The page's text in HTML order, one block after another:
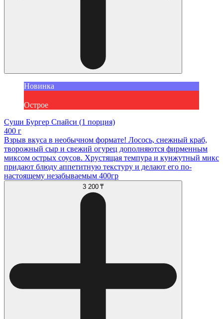
Новинка
Острое
Суши Бургер Спайси (1 порция)
400 г
Взрыв вкуса в необычном формате! Лосось, снежный краб,
творожный сыр и свежий огурец дополняются фирменным
миксом острых соусов. Хрустящая темпура и кунжутный микс
придают блюду аппетитную текстуру и делают его по-
настоящему незабываемым 400гр
3 200 ₸